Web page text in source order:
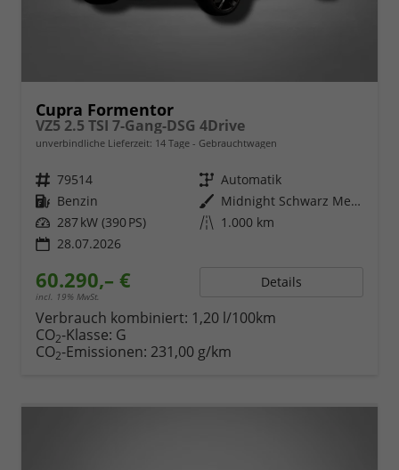
Cupra Formentor
VZ5 2.5 TSI 7-Gang-DSG 4Drive
unverbindliche Lieferzeit: 14 Tage Gebrauchtwagen
Fahrzeugnr. 79514 Getriebe Automatik
Kraftstoff Benzin Außenfarbe
Midnight Schwarz Metallic
Leistung 287 kW (390 PS) Kilometerstand 1.000 km
28.07.2026
60.290,– €
incl. 19% MwSt.
Details
Verbrauch kombiniert: 1,20 l/100km
CO2-Klasse: G
CO2-Emissionen: 231,00 g/km